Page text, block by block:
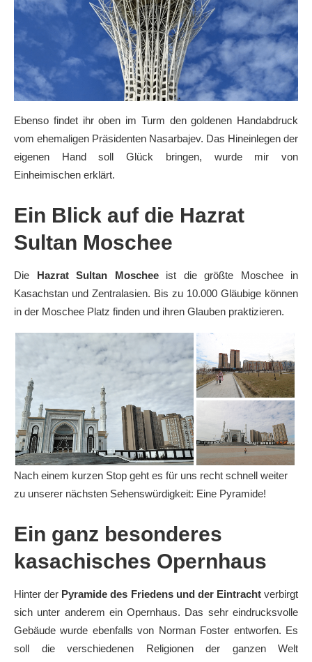
Ebenso findet ihr oben im Turm den goldenen Handabdruck
vom ehemaligen Präsidenten Nasarbajev. Das Hineinlegen der
eigenen Hand soll Glück bringen, wurde mir von
Einheimischen erklärt.
Ein Blick auf die Hazrat
Sultan Moschee
Die Hazrat Sultan Moscheeist die größte Moschee in
Kasachstan und Zentralasien. Bis zu 10.000 Gläubige können
in der Moschee Platz finden und ihren Glauben praktizieren.
Nach einem kurzen Stop geht es für uns recht schnell weiter
zu unserer nächsten Sehenswürdigkeit: Eine Pyramide!
Ein ganz besonderes
kasachisches Opernhaus
Hinter der Pyramide des Friedens und der Eintrachtverbirgt
sich unter anderem ein Opernhaus. Das sehr eindrucksvolle
Gebäude wurde ebenfalls von Norman Foster entworfen. Es
soll die verschiedenen Religionen der ganzen Welt